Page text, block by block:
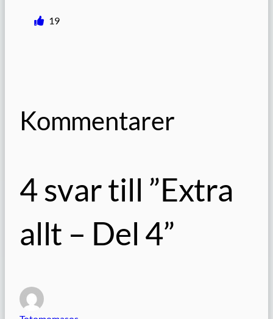
19
Kommentarer
4 svar till ”Extra
allt – Del 4”